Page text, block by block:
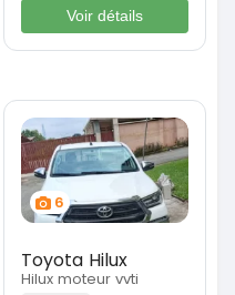
Voir détails
6
Toyota Hilux
Hilux moteur vvti